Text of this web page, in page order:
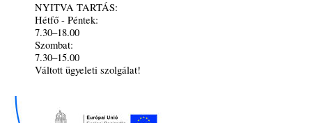
NYITVA TARTÁS:
Hétfő - Péntek:
7.30–18.00
Szombat:
7.30–15.00
Váltott ügyeleti szolgálat!